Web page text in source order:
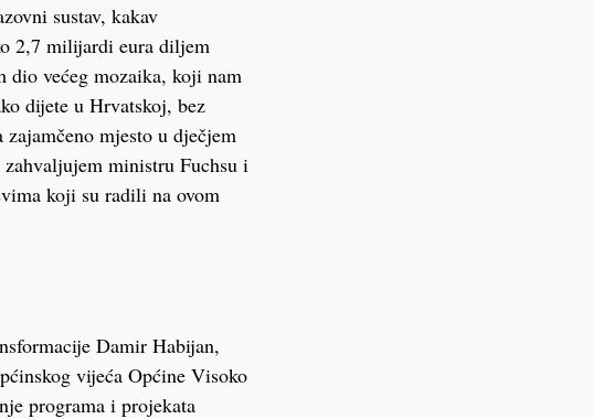
sustav, kakav
2,7 milijardi eura diljem
dio većeg mozaika, koji nam
dijete u Hrvatskoj, bez
mjesto u dječjem
ministru Fuchsu i
koji su radili na ovom
Damir Habijan,
vijeća Općine Visoko
programa i projekata